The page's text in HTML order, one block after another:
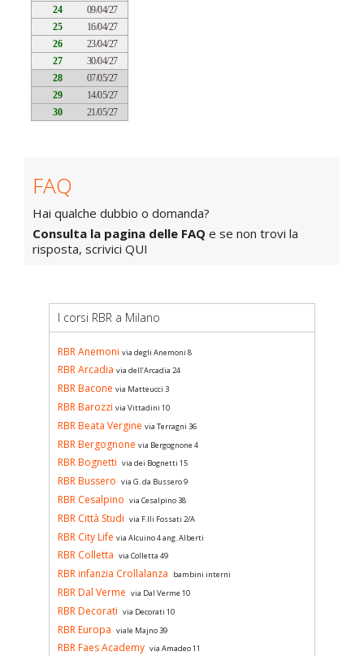
24
09/04/27
25
16/04/27
26
23/04/27
27
30/04/27
28
07/05/27
29
14/05/27
30
21/05/27
FAQ
Hai qualche dubbio o domanda?
Consulta la pagina delle FAQ e se non trovi la
risposta, scrivici QUI
I corsi RBR a Milano
RBR Anemoni via degli Anemoni 8
RBR Arcadia via dell’Arcadia 24
RBR Bacone via Matteucci 3
RBR Barozzi via Vittadini 10
RBR Beata Vergine via Terragni 36
RBR Bergognone via Bergognone 4
RBR Bognetti via dei Bognetti 15
RBR Bussero via G. da Bussero 9
RBR Cesalpino via Cesalpino 38
RBR Città Studi via F.lli Fossati 2/A
RBR City Life via Alcuino 4 ang. Alberti
RBR Colletta via Colletta 49
RBR infanzia Crollalanza bambini interni
RBR Dal Verme via Dal Verme 10
RBR Decorati via Decorati 10
RBR Europa viale Majno 39
RBR Faes Academy via Amadeo 11